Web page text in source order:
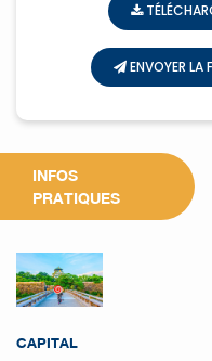
ENVOYER LA
INFOS
PRATIQUES
CAPITAL